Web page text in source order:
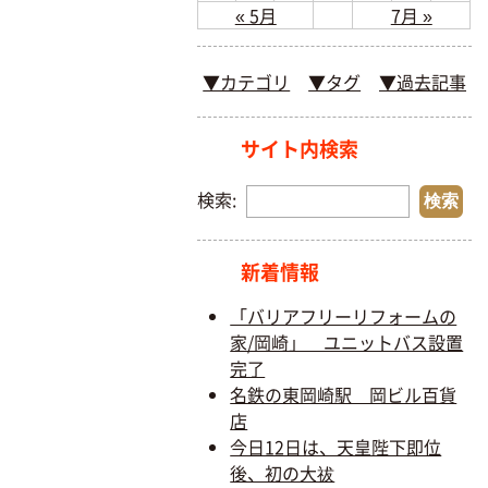
« 5月 7月 »
▼カテゴリ ▼タグ ▼過去記事
サイト内検索
検索:
新着情報
「バリアフリーリフォームの
家/岡崎」 ユニットバス設置
完了
名鉄の東岡崎駅 岡ビル百貨
店
今日12日は、天皇陛下即位
後、初の大祓